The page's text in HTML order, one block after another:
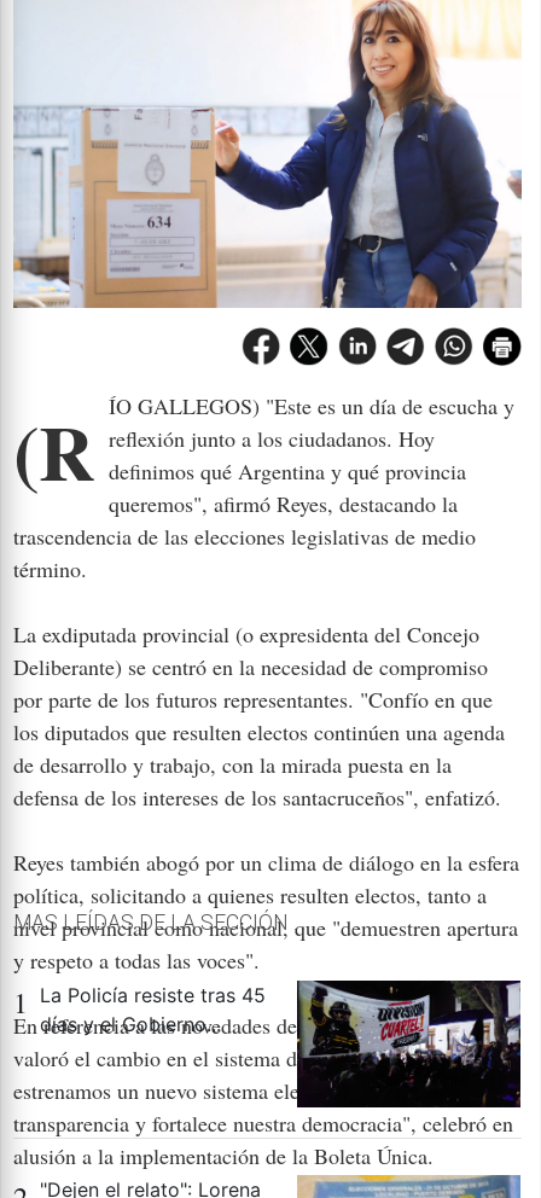
(RÍO GALLEGOS) "Este es un día de escucha y reflexión junto a los ciudadanos. Hoy
definimos qué Argentina y qué provincia
queremos", afirmó Reyes, destacando la
trascendencia de las elecciones legislativas de medio
término.
La exdiputada provincial (o expresidenta del Concejo
Deliberante) se centró en la necesidad de compromiso
por parte de los futuros representantes. "Confío en que
los diputados que resulten electos continúen una agenda
de desarrollo y trabajo, con la mirada puesta en la
defensa de los intereses de los santacruceños", enfatizó.
Reyes también abogó por un clima de diálogo en la esfera
política, solicitando a quienes resulten electos, tanto a
nivel provincial como nacional, que "demuestren apertura
y respeto a todas las voces".
En referencia a las novedades del comicio, la dirigente
valoró el cambio en el sistema de votación. "Además,
estrenamos un nuevo sistema electoral que aporta más
transparencia y fortalece nuestra democracia", celebró en
alusión a la implementación de la Boleta Única.
MAS LEÍDAS DE LA SECCIÓN . . .
1
La Policía resiste tras 45
días y el Gobierno...
"Dejen el relato": Lorena